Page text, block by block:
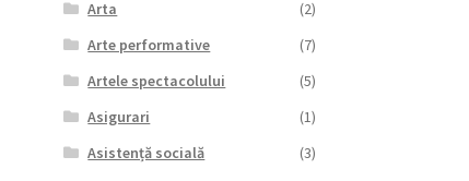
Arta
(2)
Arte performative
(7)
Artele spectacolului
(5)
Asigurari
(1)
Asistență socială
(3)